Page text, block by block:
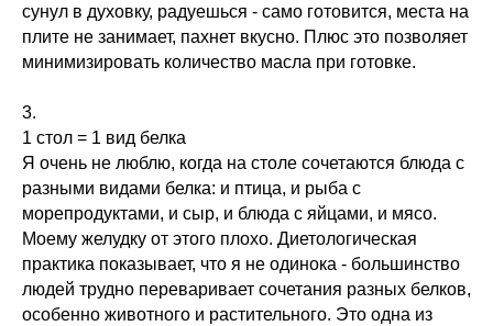
сунул в духовку, радуешься - само готовится, места на
плите не занимает, пахнет вкусно. Плюс это позволяет
минимизировать количество масла при готовке.
3.
1 стол = 1 вид белка
Я очень не люблю, когда на столе сочетаются блюда с
разными видами белка: и птица, и рыба с
морепродуктами, и сыр, и блюда с яйцами, и мясо.
Моему желудку от этого плохо. Диетологическая
практика показывает, что я не одинока - большинство
людей трудно переваривает сочетания разных белков,
особенно животного и растительного. Это одна из